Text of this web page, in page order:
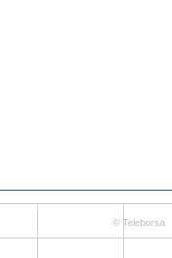
© Teleborsa